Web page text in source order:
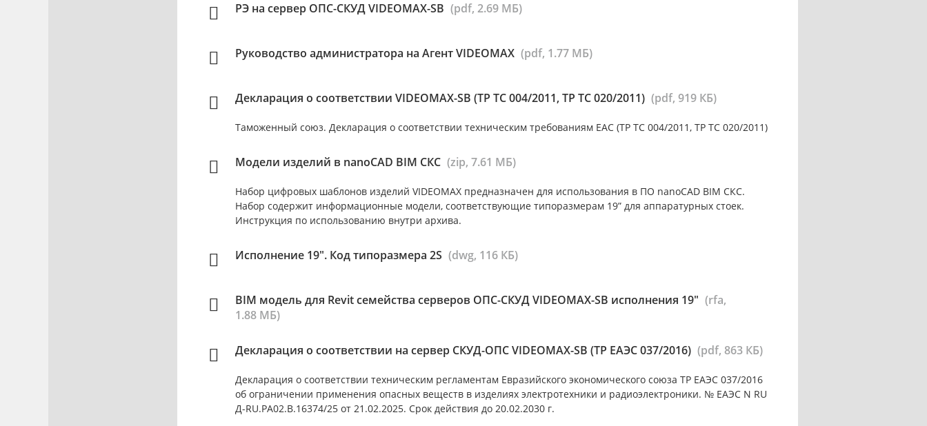
РЭ на сервер ОПС-СКУД VIDEOMAX-SB (pdf, 2.69 МБ)
Руководство администратора на Агент VIDEOMAX (pdf, 1.77 МБ)
Декларация о соответствии VIDEOMAX-SB (ТР ТС 004/2011, ТР ТС 020/2011) (pdf, 919 КБ)
Таможенный союз. Декларация о соответствии техническим требованиям ЕАC (ТР ТС 004/2011, ТР ТС 020/2011)
Модели изделий в nanoCAD BIM СКС (zip, 7.61 МБ)
Набор цифровых шаблонов изделий VIDEOMAX предназначен для использования в ПО nanoCAD BIM СКС.
Набор содержит информационные модели, соответствующие типоразмерам 19” для аппаратурных стоек.
Инструкция по использованию внутри архива.
Исполнение 19". Код типоразмера 2S (dwg, 116 КБ)
BIM модель для Revit семейства серверов ОПС-СКУД VIDEOMAX-SB исполнения 19" (rfa,
1.88 МБ)
Декларация о соответствии на сервер СКУД-ОПС VIDEOMAX-SB (ТР ЕАЭС 037/2016) (pdf, 863 КБ)
Декларация о соответствии техническим регламентам Евразийского экономического союза ТР ЕАЭС 037/2016
об ограничении применения опасных веществ в изделиях электротехники и радиоэлектроники. № ЕАЭС N RU
Д-RU.РА02.В.16374/25 от 21.02.2025. Срок действия до 20.02.2030 г.